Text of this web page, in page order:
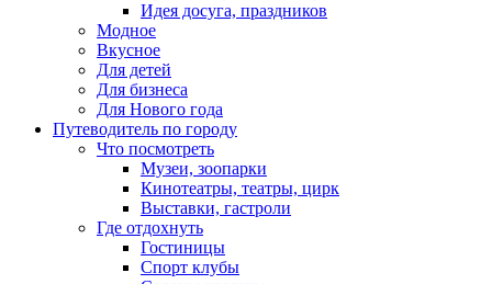
Идея досуга, праздников
Модное
Вкусное
Для детей
Для бизнеса
Для Нового года
Путеводитель по городу
Что посмотреть
Музеи, зоопарки
Кинотеатры, театры, цирк
Выставки, гастроли
Где отдохнуть
Гостиницы
Спорт клубы